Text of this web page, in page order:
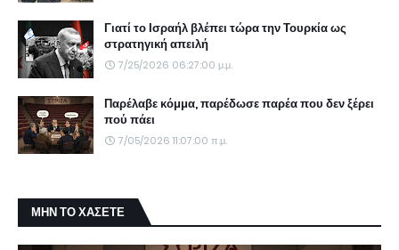
Γιατί το Ισραήλ βλέπει τώρα την Τουρκία ως
στρατηγική απειλή
7/25/2026 06:27:00 μ.μ.
Παρέλαβε κόμμα, παρέδωσε παρέα που δεν ξέρει
πού πάει
7/05/2026 11:07:00 π.μ.
ΜΗΝ ΤΟ ΧΑΣΕΤΕ